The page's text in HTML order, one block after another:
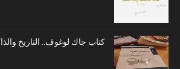
كتاب جاك لوغوف.. التاريخ